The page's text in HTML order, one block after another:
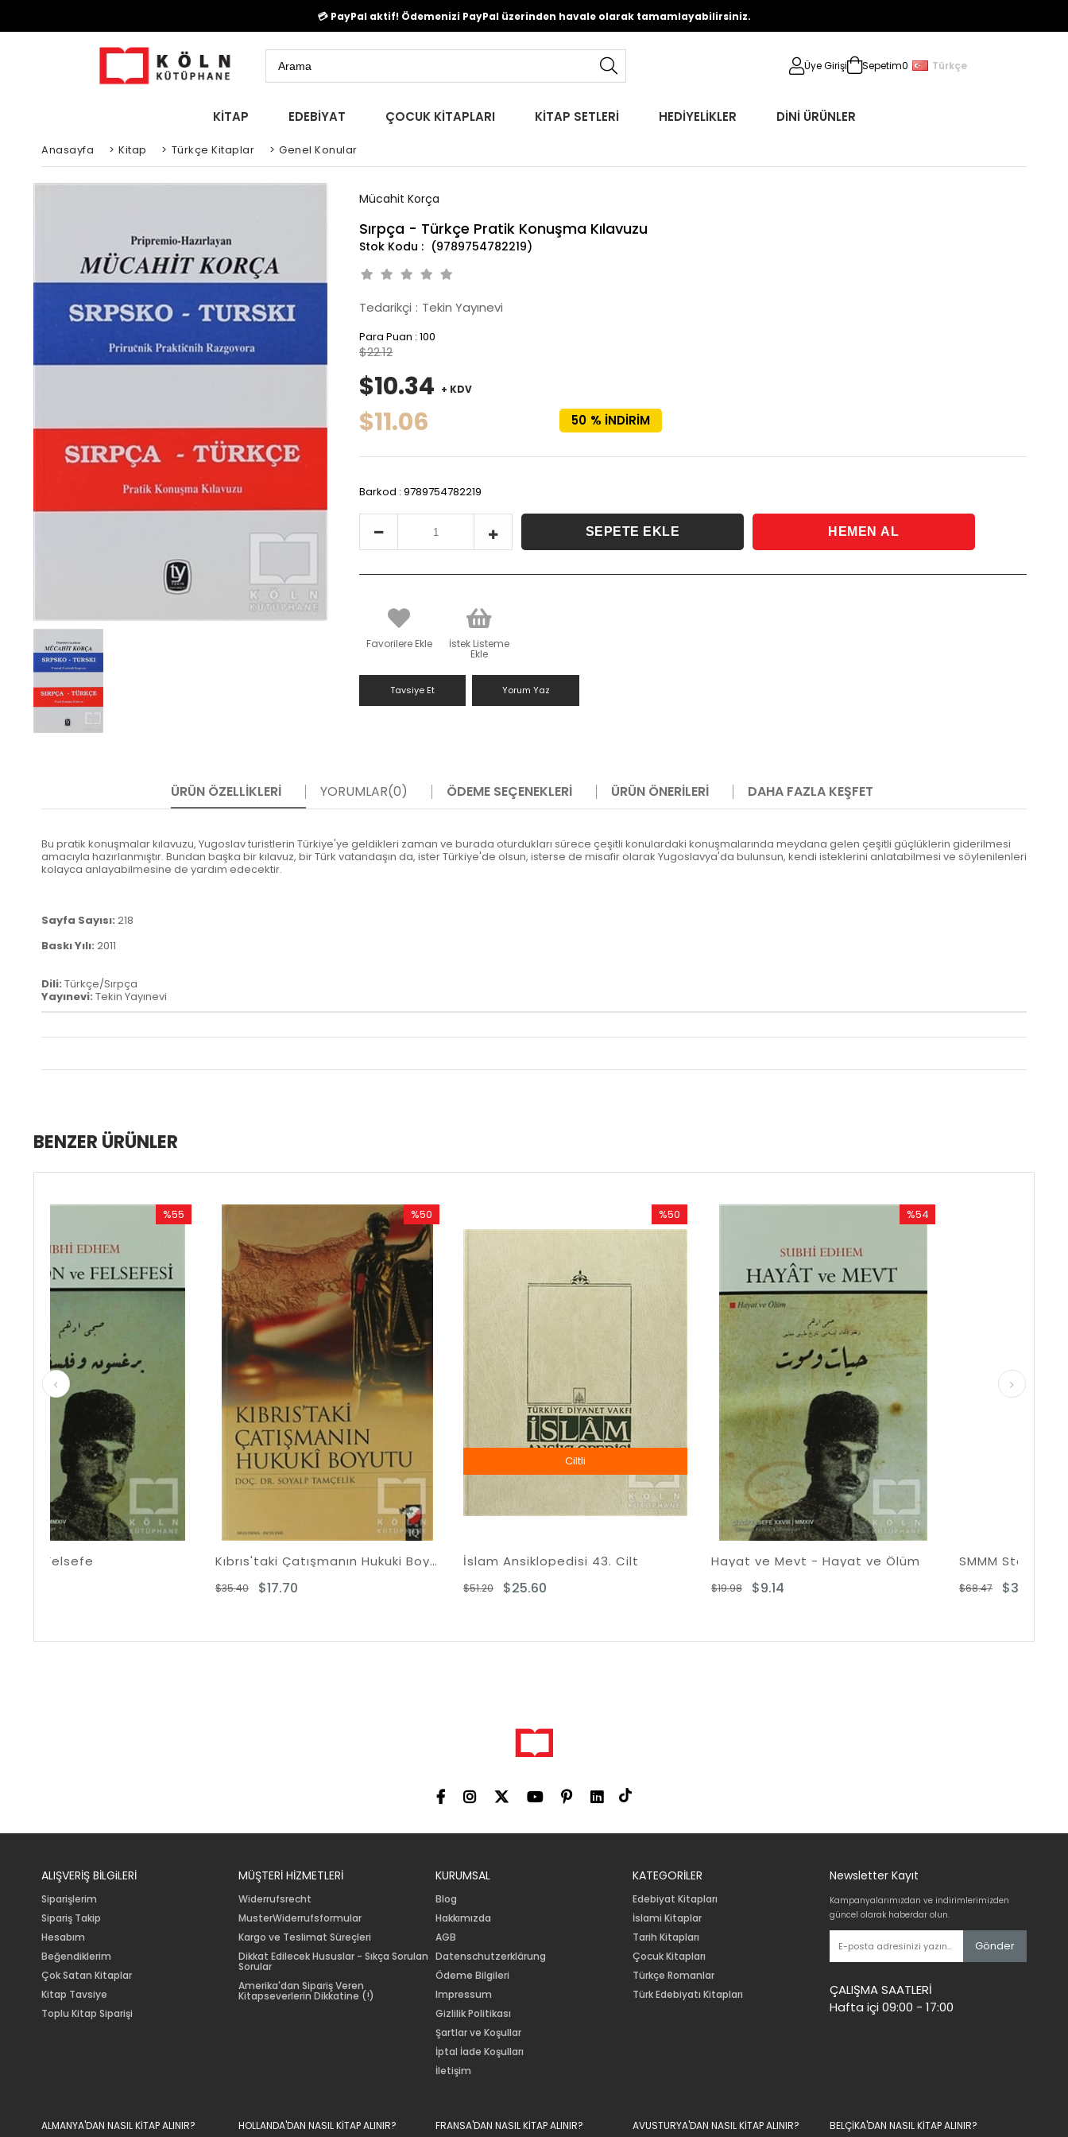
💳 PayPal aktif! Ödemenizi PayPal üzerinden havale olarak tamamlayabilirsiniz.
Üye Girişi Sepetim0 Türkçe
KİTAP EDEBİYAT ÇOCUK KİTAPLARI KİTAP SETLERİ HEDİYELİKLER DİNİ ÜRÜNLER
Anasayfa > Kitap > Türkçe Kitaplar > Genel Konular
Mücahit Korça
Sırpça - Türkçe Pratik Konuşma Kılavuzu
(9789754782219)
Tedarikçi : Tekin Yayınevi
Para Puan : 100
%
50 İNDIRIM
$22.12
$10.34 + KDV
$11.06
Barkod : 9789754782219
Favorilere Ekle İstek Listeme
Ekle
Tavsiye Et Yorum Yaz
ÜRÜN ÖZELLIKLERI YORUMLAR(0) ÖDEME SEÇENEKLERI ÜRÜN ÖNERILERI DAHA FAZLA KEŞFET
Bu pratik konuşmalar kılavuzu, Yugoslav turistlerin Türkiye'ye geldikleri zaman ve burada oturdukları sürece çeşitli konulardaki konuşmalarında meydana gelen çeşitli güçlüklerin giderilmesi
amacıyla hazırlanmıştır. Bundan başka bir kılavuz, bir Türk vatandaşın da, ister Türkiye'de olsun, isterse de misafir olarak Yugoslavya'da bulunsun, kendi isteklerini anlatabilmesi ve söylenilenleri
kolayca anlayabilmesine de yardım edecektir.
Sayfa Sayısı: 218
Baskı Yılı: 2011
Dili: Türkçe/Sırpça
Yayınevi: Tekin Yayınevi
BENZER ÜRÜNLER
%55İndirim
Kıbrıs'taki Çatışmanın Hukuki Boyutu
%50İndirim
İslam Ansiklopedisi 43. Cilt
İndirim
Hayat ve Mevt - Hayat ve Ölüm
%54İndirim
ALIŞVERİŞ BİLGiLERİ
Siparişlerim
Sipariş Takip
Hesabım
Beğendiklerim
Çok Satan Kitaplar
Kitap Tavsiye
Toplu Kitap Siparişi
MÜŞTERİ HİZMETLERİ
Widerrufsrecht
MusterWiderrufsformular
Kargo ve Teslimat Süreçleri
Dikkat Edilecek Hususlar - Sıkça Sorulan
Sorular
Amerika'dan Sipariş Veren
Kitapseverlerin Dikkatine (!)
KURUMSAL
Blog
Hakkımızda
AGB
Datenschutzerklärung
Ödeme Bilgileri
Impressum
Gizlilik Politikası
Şartlar ve Koşullar
İptal İade Koşulları
İletişim
KATEGORİLER
Edebiyat Kitapları
İslami Kitaplar
Tarih Kitapları
Çocuk Kitapları
Türkçe Romanlar
Türk Edebiyatı Kitapları
Newsletter Kayıt
Kampanyalarımızdan ve indirimlerimizden
güncel olarak haberdar olun.
Gönder
ÇALIŞMA SAATLERİ
Hafta içi 09:00 - 17:00
ALMANYA'DAN NASIL KİTAP ALINIR? HOLLANDA'DAN NASIL KİTAP ALINIR? FRANSA'DAN NASIL KİTAP ALINIR? AVUSTURYA'DAN NASIL KİTAP ALINIR? BELÇİKA'DAN NASIL KİTAP ALINIR?